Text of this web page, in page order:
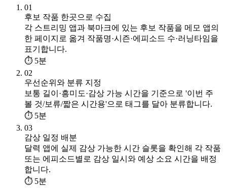
01
후보 작품 한곳으로 수집
각 스트리밍 앱과 북마크에 있는 후보 작품을 메모 앱의
한 페이지로 옮겨 작품명·시즌·에피소드 수·러닝타임을
표기합니다.
⏱ 5분
02
우선순위와 분류 지정
보통 길이·흥미도·감상 가능 시간을 기준으로 '이번 주
볼 것/보류/짧은 시간용'으로 태그를 달아 분류합니다.
⏱ 5분
03
감상 일정 배분
달력 앱에 실제 감상 가능한 시간 슬롯을 확인해 각 작품
또는 에피소드별로 감상 일시와 예상 소요 시간을 배정
합니다.
⏱ 5분